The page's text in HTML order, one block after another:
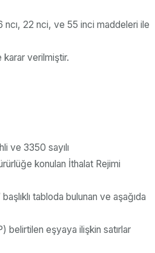
ncı, 22 nci, ve 55 inci maddeleri ile
karar verilmiştir.
ve 3350 sayılı
konulan İthalat Rejimi
tabloda bulunan ve aşağıda
belirtilen eşyaya ilişkin satırlar